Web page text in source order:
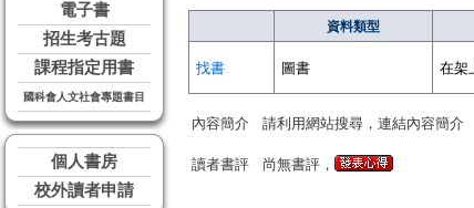
電子書
招生考古題
課程指定用書
國科會人文社會專題書目
個人書房
校外讀者申請
資料類型
找書 圖書 在架
內容簡介 請利用網站搜尋，連結內容簡介
讀者書評 尚無書評，